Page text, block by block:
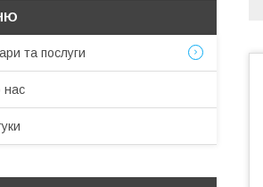
та послуги
нас